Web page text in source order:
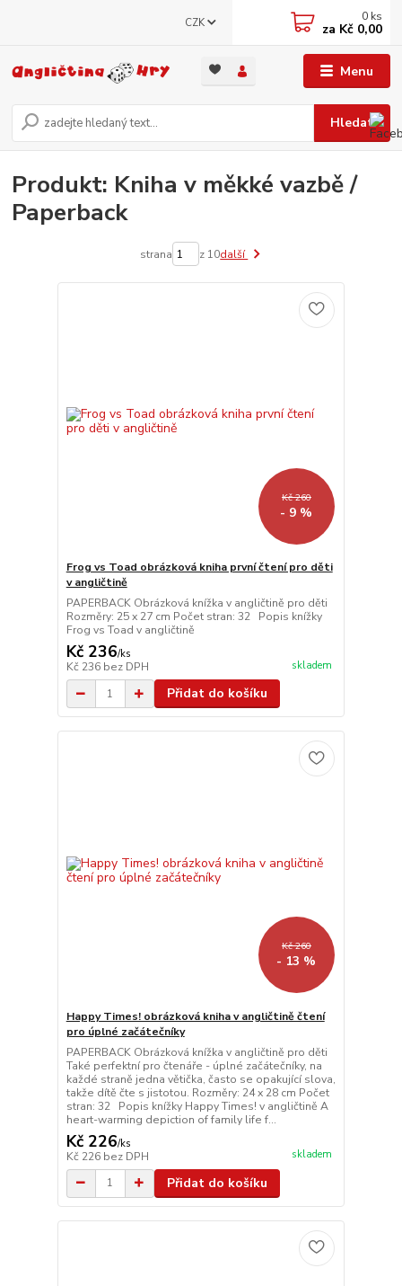
Menu
CZK
Hledat
0 ks
za Kč 0,00
Produkt: Kniha v měkké vazbě /
Paperback
strana z 10další
Kč 260
- 9 %
Frog vs Toad obrázková kniha první čtení pro děti
v angličtině
PAPERBACK Obrázková knížka v angličtině pro děti
Rozměry: 25 x 27 cm Počet stran: 32 Popis knížky
Frog vs Toad v angličtině
Kč 236/ks
Kč 236 bez DPH skladem
Přidat do košíku
Kč 260
- 13 %
Happy Times! obrázková kniha v angličtině čtení
pro úplné začátečníky
PAPERBACK Obrázková knížka v angličtině pro děti
Také perfektní pro čtenáře - úplné začátečníky, na
každé straně jedna větička, často se opakující slova,
takže dítě čte s jistotou. Rozměry: 24 x 28 cm Počet
stran: 32 Popis knížky Happy Times! v angličtině A
heart-warming depiction of family life f...
Kč 226/ks
Kč 226 bez DPH skladem
Přidat do košíku